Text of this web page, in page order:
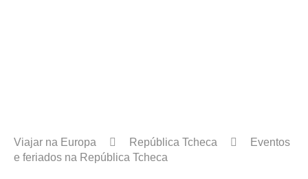
Viajar na Europa República Tcheca
Eventos
e feriados na República Tcheca